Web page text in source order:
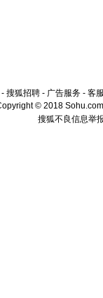
- 搜狐招聘 - 广告服务 - 客
© 2018
搜狐不良信息举